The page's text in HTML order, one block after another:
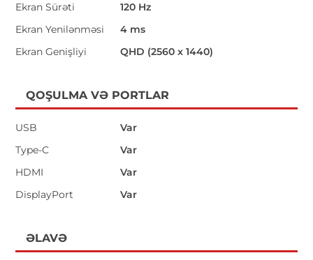
Ekran Sürəti
120 Hz
Ekran Yenilənməsi
4 ms
Ekran Genişliyi
QHD (2560 x 1440)
QOŞULMA VƏ PORTLAR
USB
Var
Type-C
Var
HDMI
Var
DisplayPort
Var
ƏLAVƏ